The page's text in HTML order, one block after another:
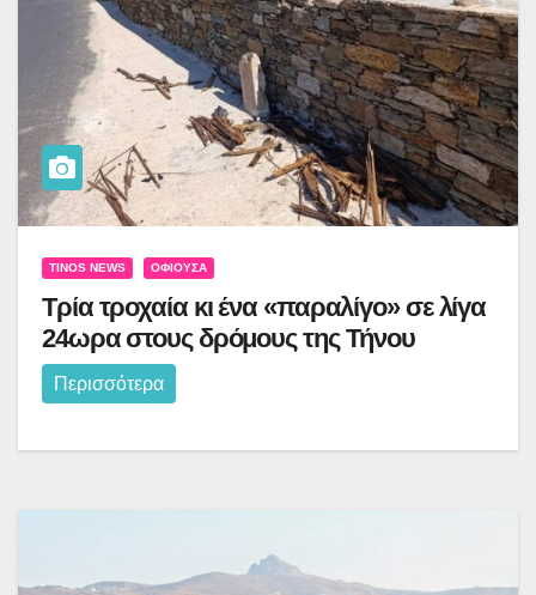
TINOS NEWS ΟΦΙΟΎΣΑ
Τρία τροχαία κι ένα «παραλίγο» σε λίγα
24ωρα στους δρόμους της Τήνου
Περισσότερα